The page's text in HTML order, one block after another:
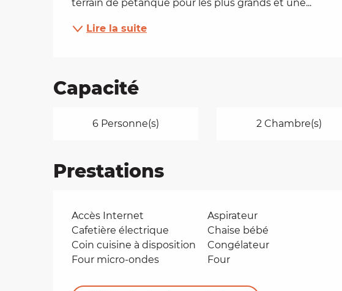
terrain de pétanque pour les plus grands et une...
Lire la suite
Capacité
6 Personne(s) 2 Chambre(s)
Prestations
Accès Internet Aspirateur
Cafetière électrique
Chaise bébé
Coin cuisine à disposition
Congélateur
Four micro-ondes
Four